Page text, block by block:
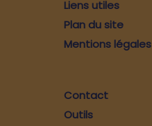
Liens utiles
Plan du site
Mentions légales
Contact
Outils